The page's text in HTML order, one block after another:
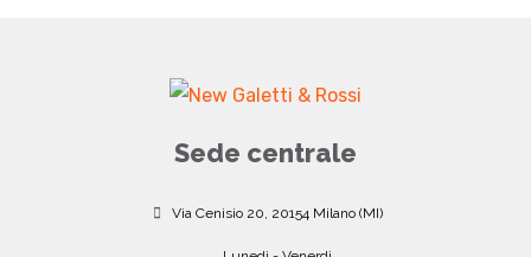
Sede centrale
Via Cenisio 20, 20154 Milano (MI)